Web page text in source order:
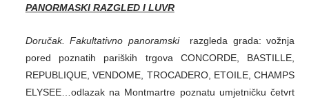
PANORMASKI RAZGLED I LUVR
Doručak.Fakultativno panoramski razgleda grada: vožnja
pored poznatih pariških trgova CONCORDE, BASTILLE,
REPUBLIQUE, VENDOME, TROCADERO, ETOILE, CHAMPS
ELYSEE…odlazak na Montmartre poznatu umjetničku četvrt